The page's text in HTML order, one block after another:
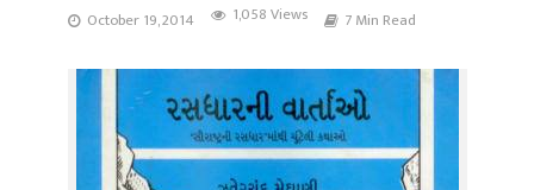
October 19, 2014 1,058 Views 7 Min Read